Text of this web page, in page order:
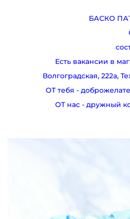
БАСКО
Есть вакансии в
Волгоградская, 222а,
ОТ тебя -
ОТ нас - дружный